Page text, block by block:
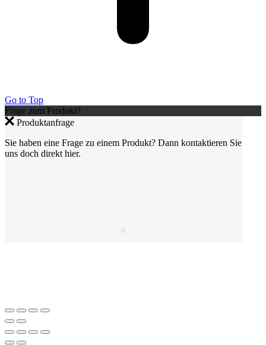
Go to Top
Frage zum Produkt?
Produktanfrage
Sie haben eine Frage zu einem Produkt? Dann kontaktieren Sie
uns doch direkt hier.